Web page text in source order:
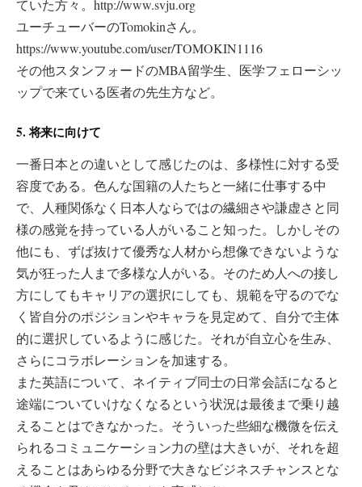
ていた方々。http://www.svju.org
ユーチューバーのTomokinさん。
https://www.youtube.com/user/TOMOKIN1116
その他スタンフォードのMBA留学生、医学フェローシッ
ップで来ている医者の先生方など。
5. 将来に向けて
一番日本との違いとして感じたのは、多様性に対する受
容度である。色んな国籍の人たちと一緒に仕事する中
で、人種関係なく日本人ならではの繊細さや謙虚さと同
様の感覚を持っている人がいること知った。しかしその
他にも、ずば抜けて優秀な人材から想像できないような
気が狂った人まで多様な人がいる。そのため人への接し
方にしてもキャリアの選択にしても、規範を守るのでな
く皆自分のポジションやキャラを見定めて、自分で主体
的に選択しているように感じた。それが自立心を生み、
さらにコラボレーションを加速する。
また英語について、ネイティブ同士の日常会話になると
途端についていけなくなるという状況は最後まで乗り越
えることはできなかった。そういった些細な機微を伝え
られるコミュニケーション力の壁は大きいが、それを超
えることはあらゆる分野で大きなビジネスチャンスとな